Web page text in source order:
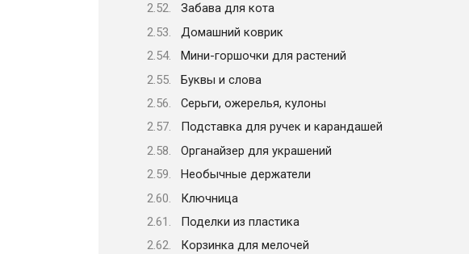
Забава для кота
Домашний коврик
Мини-горшочки для растений
Буквы и слова
Серьги, ожерелья, кулоны
Подставка для ручек и карандашей
Органайзер для украшений
Необычные держатели
Ключница
Поделки из пластика
Корзинка для мелочей